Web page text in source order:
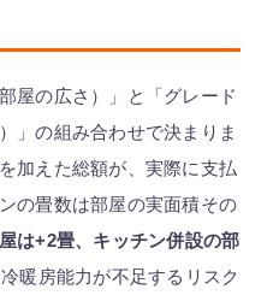
屋の広さ）」と「グレード
」の組み合わせで決まりま
加えた総額が、実際に支払
の畳数は部屋の実面積その
は+2畳、キッチン併設の部
暖房能力が不足するリスク